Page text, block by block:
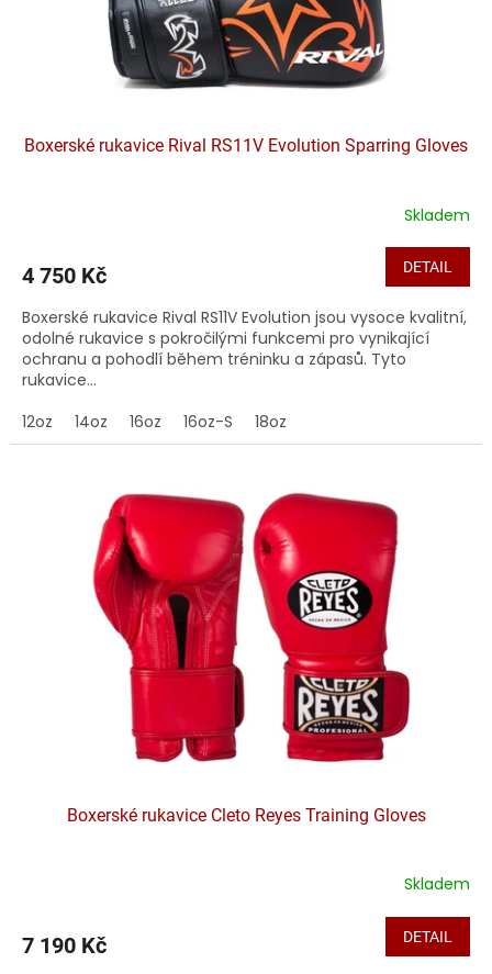
Boxerské rukavice Rival RS11V Evolution Sparring Gloves
Skladem
4 750 Kč DETAIL
Boxerské rukavice Rival RS11V Evolution jsou vysoce kvalitní,
odolné rukavice s pokročilými funkcemi pro vynikající
ochranu a pohodlí během tréninku a zápasů. Tyto
rukavice...
12oz
14oz 16oz 16oz-S 18oz
Boxerské rukavice Cleto Reyes Training Gloves
Skladem
7 190 Kč DETAIL